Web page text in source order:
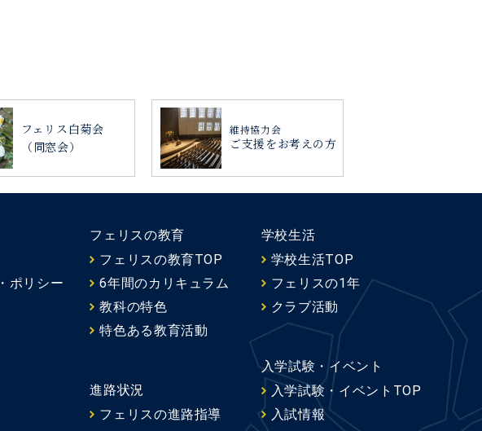
フェリス白菊会
（同窓会）
維持協力会
ご支援をお考えの方
ポリシー
フェリスの教育
フェリスの教育TOP
6年間のカリキュラム
教科の特色
特色ある教育活動
進路状況
フェリスの進路指導
学校生活
学校生活TOP
フェリスの1年
クラブ活動
入学試験・イベント
入学試験・イベントTOP
入試情報